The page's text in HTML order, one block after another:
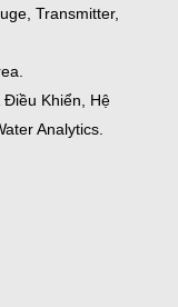
Transmitter,
Khiển, Hệ
Analytics.